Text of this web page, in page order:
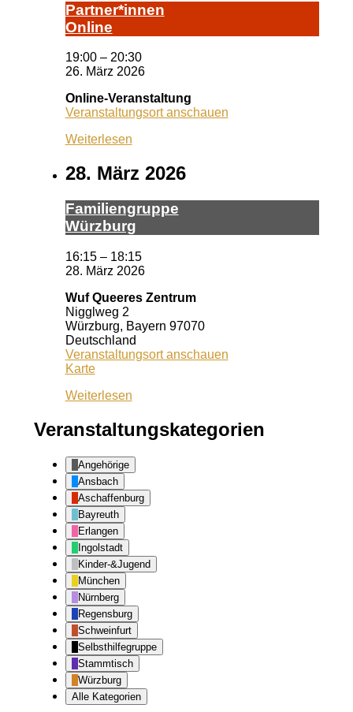
Partner*innen
Online
19:00 – 20:30
26. März 2026
Online-Veranstaltung
Veranstaltungsort anschauen
Weiterlesen
28. März 2026
Fa­mi­li­en­grup­pe
Würz­burg
16:15 – 18:15
28. März 2026
Wuf Queeres Zentrum
Nigglweg 2
Würzburg, Bayern 97070
Deutschland
Veranstaltungsort anschauen
KarteWuf
Zentrum
Weiterlesen
Veranstaltungskategorien
Angehörige
Ansbach
Aschaffenburg
Bayreuth
Erlangen
Ingolstadt
Kinder-&Jugend
München
Nürnberg
Regensburg
Schweinfurt
Selbsthilfegruppe
Stammtisch
Würzburg
Alle Kategorien